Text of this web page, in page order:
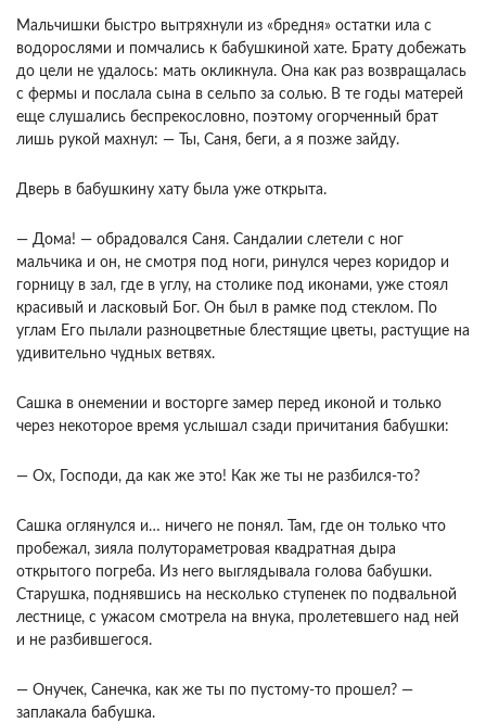
Мальчишки быстро вытряхнули из «бредня» остатки ила с
водорослями и помчались к бабушкиной хате. Брату добежать
до цели не удалось: мать окликнула. Она как раз возвращалась
с фермы и послала сына в сельпо за солью. В те годы матерей
еще слушались беспрекословно, поэтому огорченный брат
лишь рукой махнул: — Ты, Саня, беги, а я позже зайду.
Дверь в бабушкину хату была уже открыта.
— Дома! — обрадовался Саня. Сандалии слетели с ног
мальчика и он, не смотря под ноги, ринулся через коридор и
горницу в зал, где в углу, на столике под иконами, уже стоял
красивый и ласковый Бог. Он был в рамке под стеклом. По
углам Его пылали разноцветные блестящие цветы, растущие на
удивительно чудных ветвях.
Сашка в онемении и восторге замер перед иконой и только
через некоторое время услышал сзади причитания бабушки:
— Ох, Господи, да как же это! Как же ты не разбился-то?
Сашка оглянулся и… ничего не понял. Там, где он только что
пробежал, зияла полутораметровая квадратная дыра
открытого погреба. Из него выглядывала голова бабушки.
Старушка, поднявшись на несколько ступенек по подвальной
лестнице, с ужасом смотрела на внука, пролетевшего над ней
и не разбившегося.
— Онучек, Санечка, как же ты по пустому-то прошел? —
заплакала бабушка.